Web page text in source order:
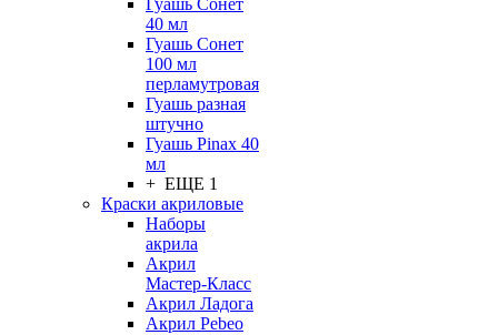
Гуашь Сонет
40 мл
Гуашь Сонет
100 мл
перламутровая
Гуашь разная
штучно
Гуашь Pinax 40
мл
+ ЕЩЕ 1
Краски акриловые
Наборы
акрила
Акрил
Мастер-Класс
Акрил Ладога
Акрил Pebeo